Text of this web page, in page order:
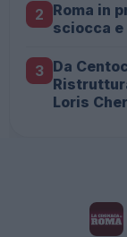
2 Roma in
sciocca
3 Da
Loris